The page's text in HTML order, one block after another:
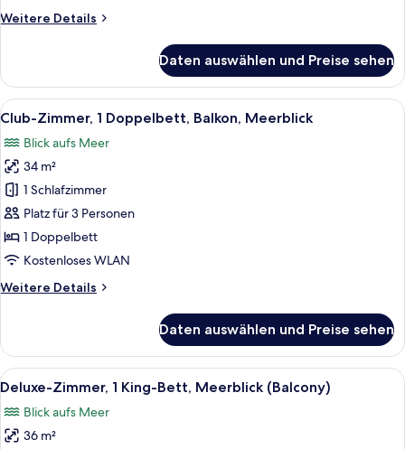
View)
Weitere Details
Weitere
Zimmer,
Doppelbett,
(JBR
View)
Daten auswählen und Preise sehen
Alle
Fotos
für
Club-
Zimmer,
1
Doppelbett,
Balkon,
anzeigen
Blick auf das Wasserufer mit einem
10
Club-Zimmer, 1 Doppelbett, Balkon, Meerblick
Blick aufs Meer
34 m²
1 Schlafzimmer
Platz für 3 Personen
1 Doppelbett
Kostenloses WLAN
Weitere Details
Weitere
Zimmer,
Doppelbett,
Meerblick
Daten auswählen und Preise sehen
Alle
Fotos
für
Deluxe-
Blick auf das Wasserufer mit einem
10
Deluxe-Zimmer, 1 King-Bett, Meerblick (Balcony)
Blick aufs Meer
36 m²